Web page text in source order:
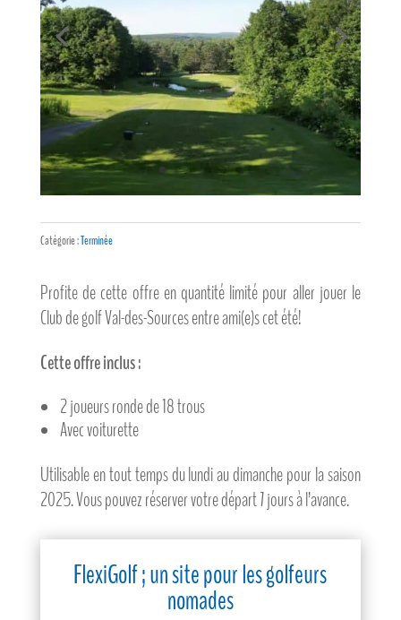
Catégorie :Terminée
Profite de cette offre en quantité limité pour aller jouer le
Club de golf Val-des-Sources entre ami(e)s cet été!
Cette offre inclus :
2 joueurs ronde de 18 trous
Avec voiturette
Utilisable en tout temps du lundi au dimanche pour la saison
2025. Vous pouvez réserver votre départ 7 jours à l’avance.
FlexiGolf ; un site pour les golfeurs
nomades